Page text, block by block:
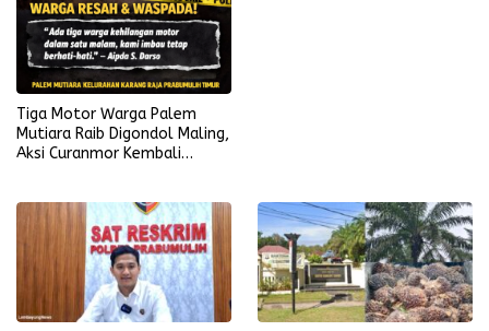
Tiga Motor Warga Palem
Mutiara Raib Digondol Maling,
Aksi Curanmor Kembali